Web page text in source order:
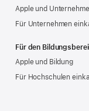
Apple und
Für Unternehmen
Für den
Apple und Bildung
Für Hochschulen